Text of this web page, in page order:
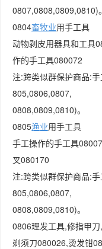
0807,0808,0809,0810)
0804畜牧业用手工具
动物剥皮用器具和工具
作的手工具080072
注:跨类似群保护商品:
805,0806,0807,
0808,0809,0810)。
0805渔业用手工具
手工操作的手工具
叉080170
注:跨类似群保护商品:
805,0806,0807,
0808,0809,0810)。
0806理发工具,修指甲
剃须刀080026,烫发钳